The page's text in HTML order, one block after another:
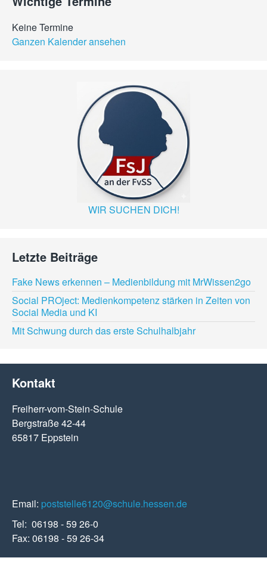
Keine Termine
Ganzen Kalender ansehen
WIR SUCHEN DICH!
Letzte Beiträge
Fake News erkennen – Medienbildung mit MrWissen2go
Social PROject: Medienkompetenz stärken in Zeiten von
Social Media und KI
Mit Schwung durch das erste Schulhalbjahr
Kontakt
Freiherr-vom-Stein-Schule
Bergstraße 42-44
65817 Eppstein
Email: poststelle6120@schule.hessen.de
Tel: 06198 - 59 26-0
Fax: 06198 - 59 26-34